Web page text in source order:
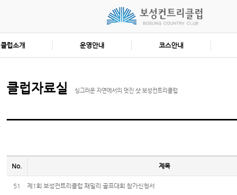
클럽소개 운영안내 코스안내
클럽자료실 싱그러운 자연에서의 멋진 샷 보성컨트리클럽
No. 제목
51 제1회 보성컨트리클럽 패밀리 골프대회 참가신청서